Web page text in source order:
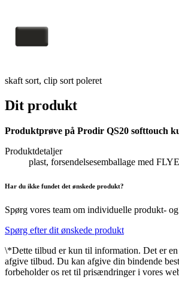
skaft sort, clip sort poleret
Dit produkt
Produktprøve på Prodir QS20 softtouch
Produktdetaljer
plast, forsendelsesemballage med
Har du ikke fundet det ønskede produkt?
Spørg vores team om individuelle produkt-
Spørg efter dit ønskede produkt
\*Dette tilbud er kun til information. Det er
afgive tilbud. Du kan afgive din bindende
forbeholder os ret til prisændringer i vores